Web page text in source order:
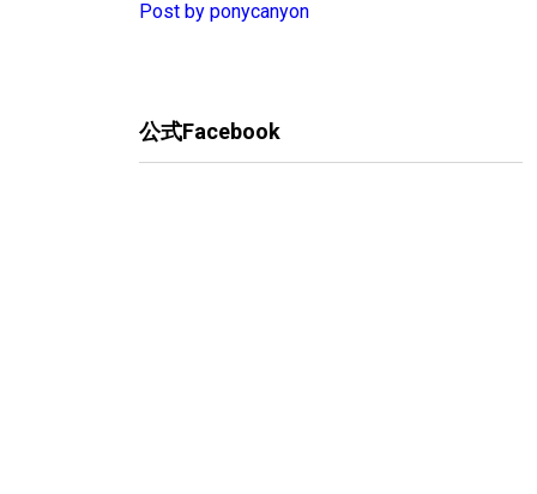
Post by ponycanyon
公式Facebook